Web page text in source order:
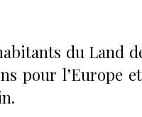
du Land
pour l’Europe